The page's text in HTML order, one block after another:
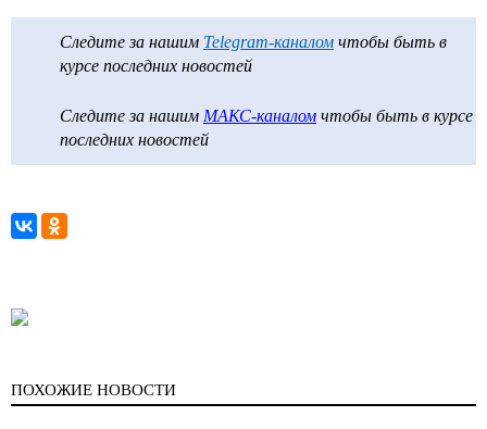
Следите за нашим Telegram-каналом чтобы быть в
курсе последних новостей
Следите за нашим МАКС-каналом чтобы быть в курсе
последних новостей
ПОХОЖИЕ НОВОСТИ